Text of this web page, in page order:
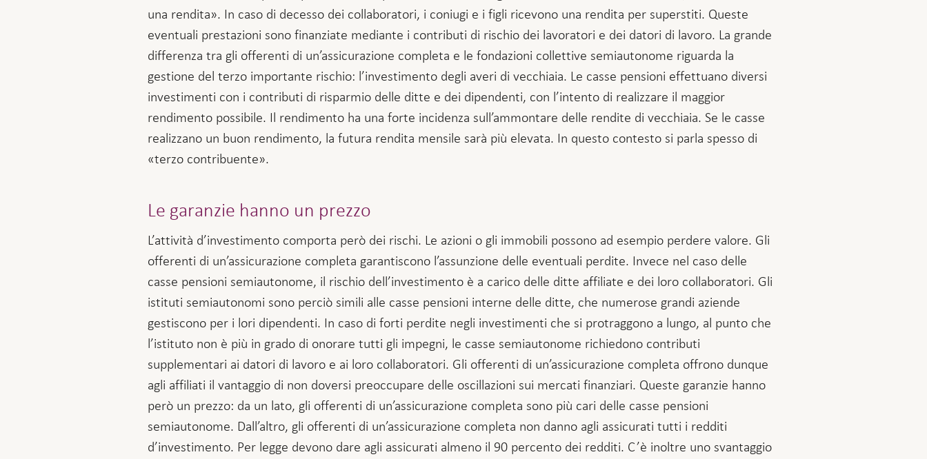
una rendita». In caso di decesso dei collaboratori, i coniugi e i figli ricevono una rendita per superstiti. Queste
eventuali prestazioni sono finanziate mediante i contributi di rischio dei lavoratori e dei datori di lavoro. La grande
differenza tra gli offerenti di un’assicurazione completa e le fondazioni collettive semiautonome riguarda la
gestione del terzo importante rischio: l’investimento degli averi di vecchiaia. Le casse pensioni effettuano diversi
investimenti con i contributi di risparmio delle ditte e dei dipendenti, con l’intento di realizzare il maggior
rendimento possibile. Il rendimento ha una forte incidenza sull’ammontare delle rendite di vecchiaia. Se le casse
realizzano un buon rendimento, la futura rendita mensile sarà più elevata. In questo contesto si parla spesso di
«terzo contribuente».
Le garanzie hanno un prezzo
L’attività d’investimento comporta però dei rischi. Le azioni o gli immobili possono ad esempio perdere valore. Gli
offerenti di un’assicurazione completa garantiscono l’assunzione delle eventuali perdite. Invece nel caso delle
casse pensioni semiautonome, il rischio dell’investimento è a carico delle ditte affiliate e dei loro collaboratori. Gli
istituti semiautonomi sono perciò simili alle casse pensioni interne delle ditte, che numerose grandi aziende
gestiscono per i lori dipendenti. In caso di forti perdite negli investimenti che si protraggono a lungo, al punto che
l’istituto non è più in grado di onorare tutti gli impegni, le casse semiautonome richiedono contributi
supplementari ai datori di lavoro e ai loro collaboratori. Gli offerenti di un’assicurazione completa offrono dunque
agli affiliati il vantaggio di non doversi preoccupare delle oscillazioni sui mercati finanziari. Queste garanzie hanno
però un prezzo: da un lato, gli offerenti di un’assicurazione completa sono più cari delle casse pensioni
semiautonome. Dall’altro, gli offerenti di un’assicurazione completa non danno agli assicurati tutti i redditi
d’investimento. Per legge devono dare agli assicurati almeno il 90 percento dei redditi. C’è inoltre uno svantaggio